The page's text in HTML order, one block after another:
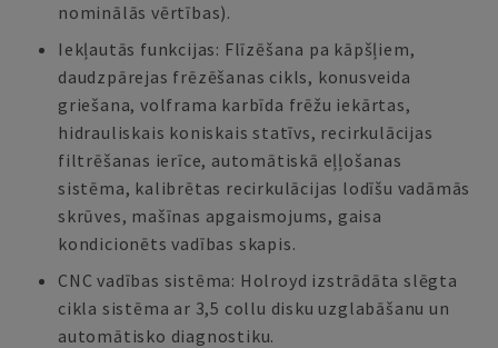
nominālās vērtības).
Iekļautās funkcijas: Flīzēšana pa kāpšļiem,
daudzpārejas frēzēšanas cikls, konusveida
griešana, volframa karbīda frēžu iekārtas,
hidrauliskais koniskais statīvs, recirkulācijas
filtrēšanas ierīce, automātiskā eļļošanas
sistēma, kalibrētas recirkulācijas lodīšu vadāmās
skrūves, mašīnas apgaismojums, gaisa
kondicionēts vadības skapis.
CNC vadības sistēma: Holroyd izstrādāta slēgta
cikla sistēma ar 3,5 collu disku uzglabāšanu un
automātisko diagnostiku.